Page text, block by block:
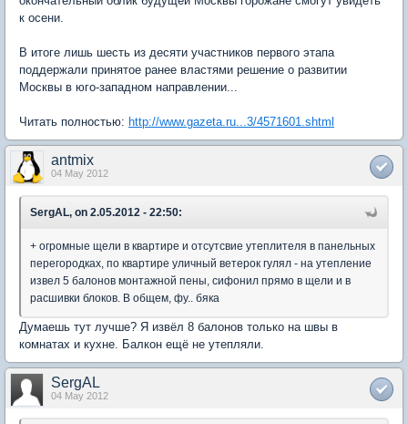
к осени.
В итоге лишь шесть из десяти участников первого этапа
поддержали принятое ранее властями решение о развитии
Москвы в юго-западном направлении...
Читать полностью: http://www.gazeta.ru...3/4571601.shtml
antmix
04 May 2012
SergAL, on 2.05.2012 - 22:50:
+ огромные щели в квартире и отсутсвие утеплителя в панельных
перегородках, по квартире уличный ветерок гулял - на утепление
извел 5 балонов монтажной пены, сифонил прямо в щели и в
расшивки блоков. В общем, фу.. бяка
Думаешь тут лучше? Я извёл 8 балонов только на швы в
комнатах и кухне. Балкон ещё не утепляли.
SergAL
04 May 2012